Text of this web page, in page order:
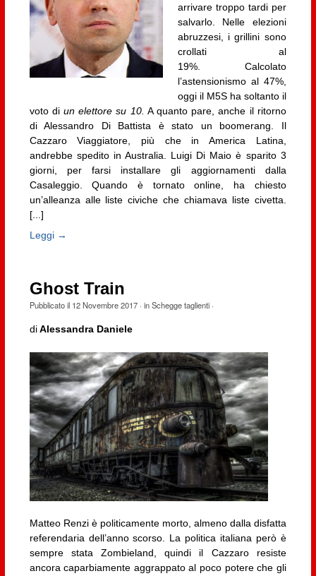
arrivare troppo tardi per
salvarlo. Nelle elezioni
abruzzesi, i grillini sono
crollati al
19%. Calcolato
l’astensionismo al 47%,
oggi il M5S ha soltanto il
voto diun elettore su 10. A quanto pare, anche il ritorno
di Alessandro Di Battista è stato un boomerang. Il
Cazzaro Viaggiatore, più che in America Latina,
andrebbe spedito in Australia. Luigi Di Maio è sparito 3
giorni, per farsi installare gli aggiornamenti dalla
Casaleggio. Quando è tornato online, ha chiesto
un’alleanza alle liste civiche che chiamava liste civetta.
[...]
Leggi →
Ghost Train
Pubblicato il 12 Novembre 2017· inSchegge taglienti·
diAlessandra Daniele
Matteo Renzi è politicamente morto, almeno dalla disfatta
referendaria dell’anno scorso. La politica italiana però è
sempre stata Zombieland, quindi il Cazzaro resiste
ancora caparbiamente aggrappato al poco potere che gli